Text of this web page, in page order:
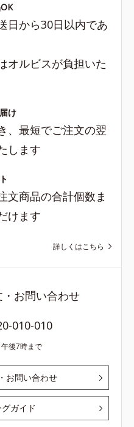
日から30日以内であ
オルビスが負担いた
け
、最短でご注文の翌
します
文商品の合計個数ま
けます
詳しくはこちら
お問い合わせ
010-010
後7時まで
お問い合わせ
ガイド